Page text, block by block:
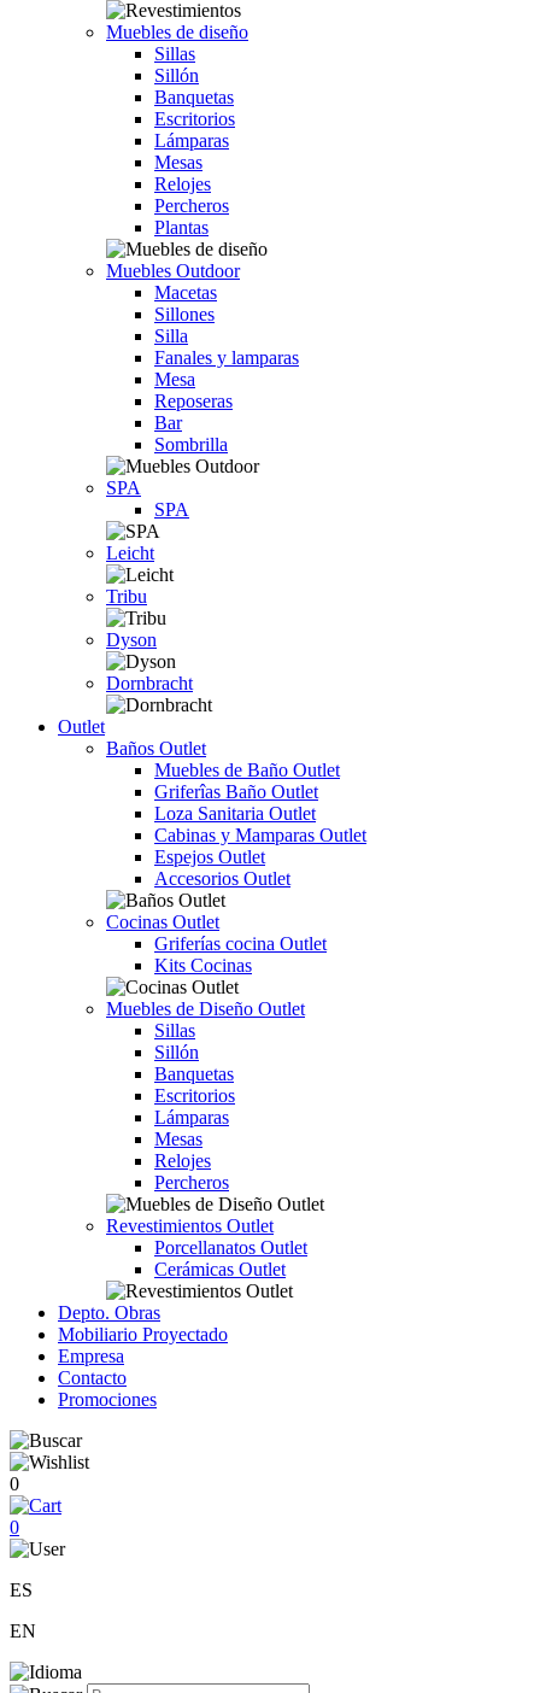
Muebles de diseño
Sillas
Sillón
Banquetas
Escritorios
Lámparas
Mesas
Relojes
Percheros
Plantas
Muebles Outdoor
Macetas
Sillones
Silla
Fanales y lamparas
Mesa
Reposeras
Bar
Sombrilla
SPA
SPA
Leicht
Tribu
Dyson
Dornbracht
Outlet
Baños Outlet
Muebles de Baño Outlet
Griferîas Baño Outlet
Loza Sanitaria Outlet
Cabinas y Mamparas Outlet
Espejos Outlet
Accesorios Outlet
Cocinas Outlet
Griferías cocina Outlet
Kits Cocinas
Muebles de Diseño Outlet
Sillas
Sillón
Banquetas
Escritorios
Lámparas
Mesas
Relojes
Percheros
Revestimientos Outlet
Porcellanatos Outlet
Cerámicas Outlet
Depto. Obras
Mobiliario Proyectado
Empresa
Contacto
Promociones
0
0
ES
EN